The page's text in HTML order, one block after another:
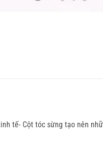
tế- Cột tóc sừng tạo nên